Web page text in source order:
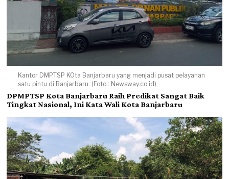
Kantor DMPTSP KOta Banjarbaru yang menjadi pusat pelayanan
satu pintu di Banjarbaru. (Foto : Newsway.co.id)
DPMPTSP Kota Banjarbaru Raih Predikat Sangat Baik
Tingkat Nasional, Ini Kata Wali Kota Banjarbaru